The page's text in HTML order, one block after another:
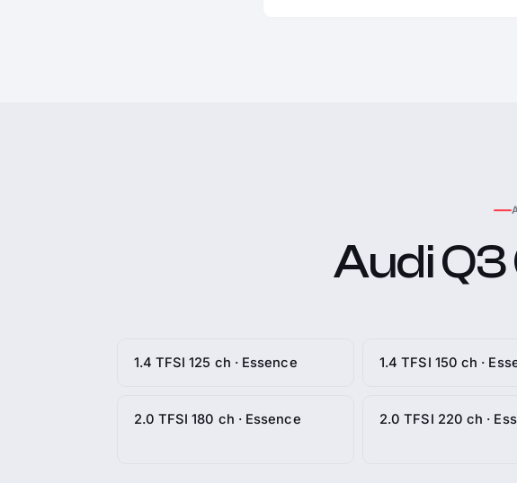
Audi Q3
1.4 TFSI 125 ch · Essence 1.4 TFSI 150 ch ·
2.0 TFSI 180 ch · Essence 2.0 TFSI 220 ch ·